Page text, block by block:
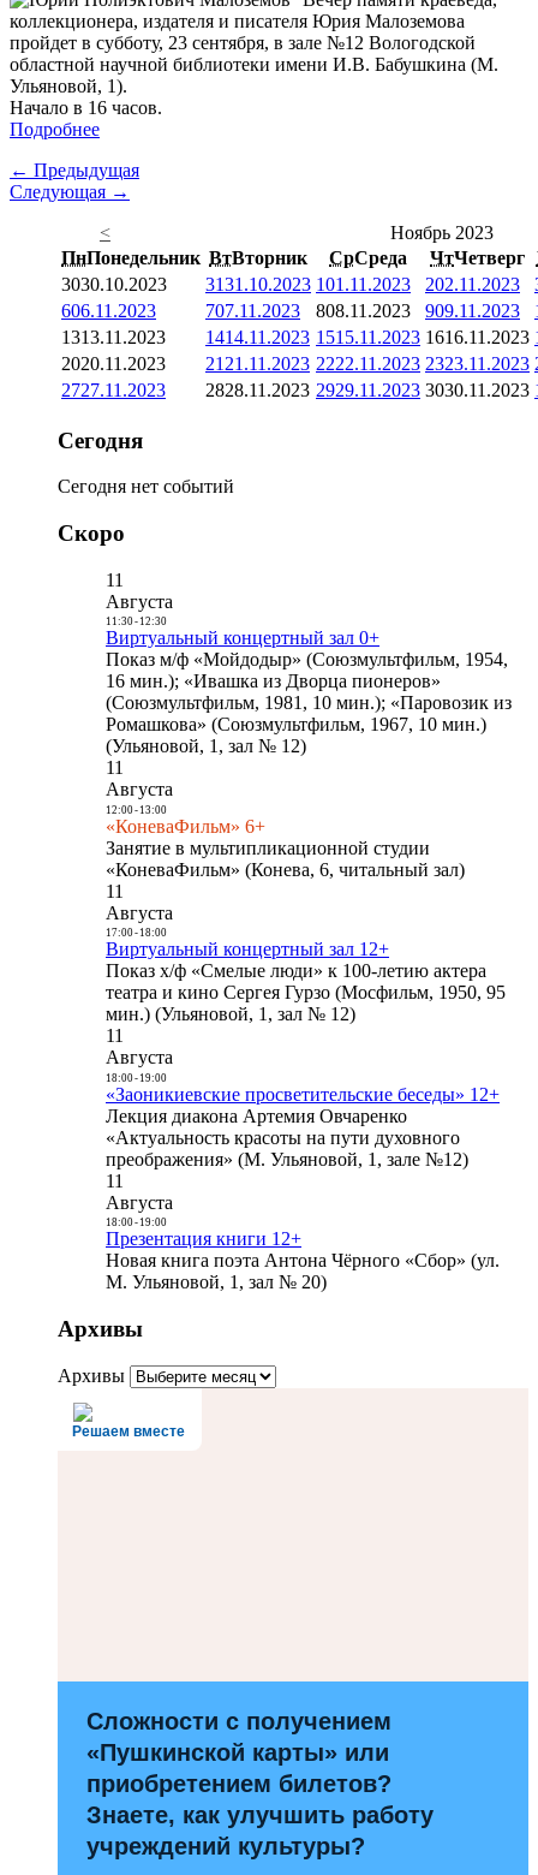
коллекционера, издателя и писателя Юрия Малоземова
пройдет в субботу, 23 сентября, в зале №12 Вологодской
областной научной библиотеки имени И.В. Бабушкина (М.
Ульяновой, 1).
Начало в 16 часов.
Подробнее
← Предыдущая
Следующая →
<
Ноябрь 2023
ПнПонедельник ВтВторник СрСреда ЧтЧетверг
3030.10.2023 3131.10.2023 101.11.2023 202.11.2023
606.11.2023 707.11.2023 808.11.2023 909.11.2023
1313.11.2023 1414.11.2023 1515.11.2023 1616.11.2023
2020.11.2023 21 21.11.2023 2222.11.2023 2323.11.2023
2727.11.2023 2828.11.2023 2929.11.2023 3030.11.2023
Сегодня
Сегодня нет событий
Скоро
11
Августа
11:30- 12:30
Виртуальный концертный зал 0+
Показ м/ф «Мойдодыр» (Союзмультфильм, 1954,
16 мин.); «Ивашка из Дворца пионеров»
(Союзмультфильм, 1981, 10 мин.); «Паровозик из
Ромашкова» (Союзмультфильм, 1967, 10 мин.)
(Ульяновой, 1, зал № 12)
11
Августа
12:00- 13:00
«КоневаФильм» 6+
Занятие в мультипликационной студии
«КоневаФильм» (Конева, 6, читальный зал)
11
Августа
17:00- 18:00
Виртуальный концертный зал 12+
Показ х/ф «Смелые люди» к 100-летию актера
театра и кино Сергея Гурзо (Мосфильм, 1950, 95
мин.) (Ульяновой, 1, зал № 12)
11
Августа
18:00- 19:00
«Заоникиевские просветительские беседы» 12+
Лекция диакона Артемия Овчаренко
«Актуальность красоты на пути духовного
преображения» (М. Ульяновой, 1, зале №12)
11
Августа
18:00- 19:00
Презентация книги 12+
Новая книга поэта Антона Чёрного «Сбор» (ул.
М. Ульяновой, 1, зал № 20)
Архивы
Архивы
Решаем вместе
Сложности с получением
«Пушкинской карты» или
приобретением билетов?
Знаете, как улучшить работу
учреждений культуры?